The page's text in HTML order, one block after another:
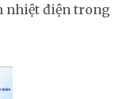
nhiệt điện trong